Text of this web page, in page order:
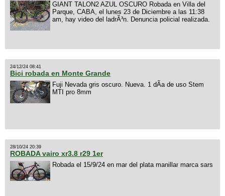
GIANT TALON2 AZUL OSCURO Robada en Villa del
Parque, CABA, el lunes 23 de Diciembre a las 11:38
am, hay video del ladrÃ³n. Denuncia policial realizada.
24/12/24 08:41
Bici robada en Monte Grande
Fuji Nevada gris oscuro. Nueva. 1 dÃ­a de uso Stem
MTI pro 8mm
28/10/24 20:39
ROBADA vairo xr3.8 r29 1er
Robada el 15/9/24 en mar del plata manillar marca sars